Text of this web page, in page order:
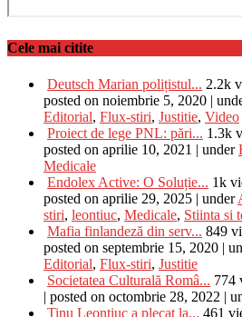
Cele mai citite
Deutsch Marian polițistul... 2.2k
posted on noiembrie 5, 2020 |
Editorial, Flux-stiri, Justitie, Video
Proiect de lege PNL: pări... 1.3k
posted on aprilie 10, 2021 | under
Medicale
Endolex Active: O Soluție... 1k
posted on aprilie 29, 2025 | under
stiri, leontiuc, Medicale, Stiinta si
Mafia finlandeză din serv... 849
posted on septembrie 15, 2020 |
Editorial, Flux-stiri, Justitie
Societatea Culturală Româ... 774
| posted on octombrie 28, 2022 |
Tinu Leontiuc a plecat la... 461